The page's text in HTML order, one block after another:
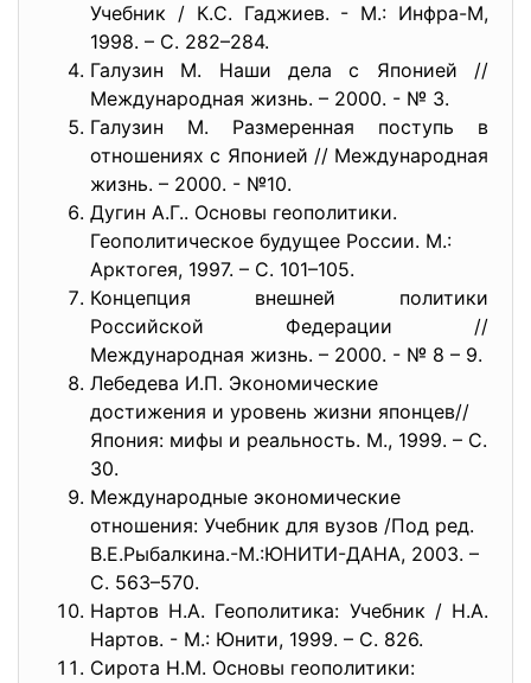
Учебник / К.С. Гаджиев. - М.: Инфра-М,
1998. – С. 282–284.
Галузин М. Наши дела с Японией //
Международная жизнь. – 2000. - № 3.
Галузин М. Размеренная поступь в
отношениях с Японией // Международная
жизнь. – 2000. - №10.
Дугин А.Г.. Основы геополитики.
Геополитическое будущее России. М.:
Арктогея, 1997. – С. 101–105.
Концепция внешней политики
Российской Федерации //
Международная жизнь. – 2000. - № 8 – 9.
Лебедева И.П. Экономические
достижения и уровень жизни японцев//
Япония: мифы и реальность. М., 1999. – С.
30.
Международные экономические
отношения: Учебник для вузов /Под ред.
В.Е.Рыбалкина.-М.:ЮНИТИ-ДАНА, 2003. –
С. 563–570.
Нартов Н.А. Геополитика: Учебник / Н.А.
Нартов. - М.: Юнити, 1999. – С. 826.
Сирота Н.М. Основы геополитики: